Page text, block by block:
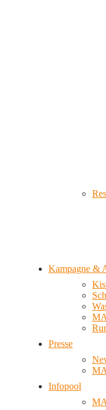
Kampagne &
Presse
Infopool